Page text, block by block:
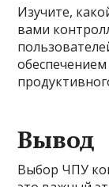
Изучите,
вами
Вывод
Выбор ЧПУ